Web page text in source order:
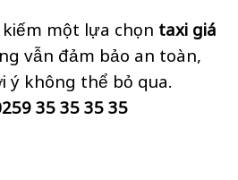
một lựa chọn taxi giá
vẫn đảm bảo an toàn,
ý không thể bỏ qua.
35 35 35 35